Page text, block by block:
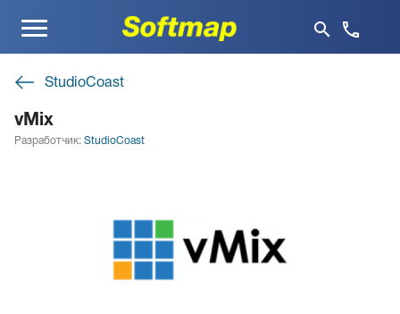
Меню
StudioCoast
vMix
Разработчик: StudioCoast